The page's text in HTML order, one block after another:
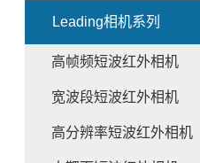
Leading相机系列
高帧频短波红外相机
宽波段短波红外相机
高分辨率短波红外相机